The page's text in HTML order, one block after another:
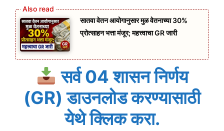
सातवा वेतन आयोगानुसार मुळ वेतनाच्या 30%
प्रोत्साहन भत्ता मंजूर; महत्त्वाचा GR जारी
सर्व 04 शासन निर्णय
(GR) डाउनलोड करण्यासाठी
येथे क्लिक करा.